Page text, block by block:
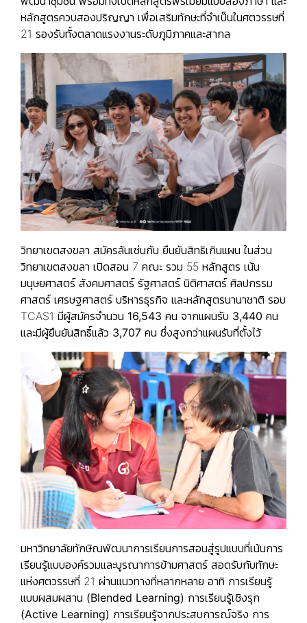
หลักสูตรควบสองปริญญา เพื่อเสริมทักษะที่จำเป็นในศตวรรษที่
21 รองรับทั้งตลาดแรงงานระดับภูมิภาคและสากล
วิทยาเขตสงขลา สมัครล้นเช่นกัน ยืนยันสิทธิเกินแผน ในส่วน
วิทยาเขตสงขลา เปิดสอน 7 คณะ รวม 55 หลักสูตร เน้น
มนุษยศาสตร์ สังคมศาสตร์ รัฐศาสตร์ นิติศาสตร์ ศิลปกรรม
ศาสตร์ เศรษฐศาสตร์ บริหารธุรกิจ และหลักสูตรนานาชาติ รอบ
TCAS1 มีผู้สมัครจำนวน 16,543 คน จากแผนรับ 3,440 คน
และมีผู้ยืนยันสิทธิ์แล้ว 3,707 คน ซึ่งสูงกว่าแผนรับที่ตั้งไว้
มหาวิทยาลัยทักษิณพัฒนาการเรียนการสอนสู่รูปแบบที่เน้นการ
เรียนรู้แบบองค์รวมและบูรณาการข้ามศาสตร์ สอดรับกับทักษะ
แห่งศตวรรษที่ 21 ผ่านแนวทางที่หลากหลาย อาทิ การเรียนรู้
แบบผสมผสาน (Blended Learning) การเรียนรู้เชิงรุก
(Active Learning) การเรียนรู้จากประสบการณ์จริง การ